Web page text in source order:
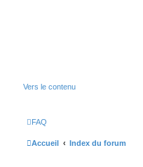
Vers le contenu
FAQ
Accueil Index du forum